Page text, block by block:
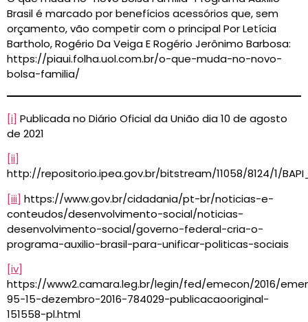
Brasil é marcado por benefícios acessórios que, sem
orçamento, vão competir com o principal Por Letícia
Bartholo, Rogério Da Veiga E Rogério Jerônimo Barbosa:
https://piaui.folha.uol.com.br/o-que-muda-no-novo-
bolsa-familia/
[i] Publicada no Diário Oficial da União dia 10 de agosto
de 2021
[ii]
http://repositorio.ipea.gov.br/bitstream/11058/8124/1/
[iii] https://www.gov.br/cidadania/pt-br/noticias-e-
conteudos/desenvolvimento-social/noticias-
desenvolvimento-social/governo-federal-cria-o-
programa-auxilio-brasil-para-unificar-politicas-sociais
[iv]
https://www2.camara.leg.br/legin/fed/emecon/2016/
95-15-dezembro-2016-784029-publicacaooriginal-
151558-pl.html